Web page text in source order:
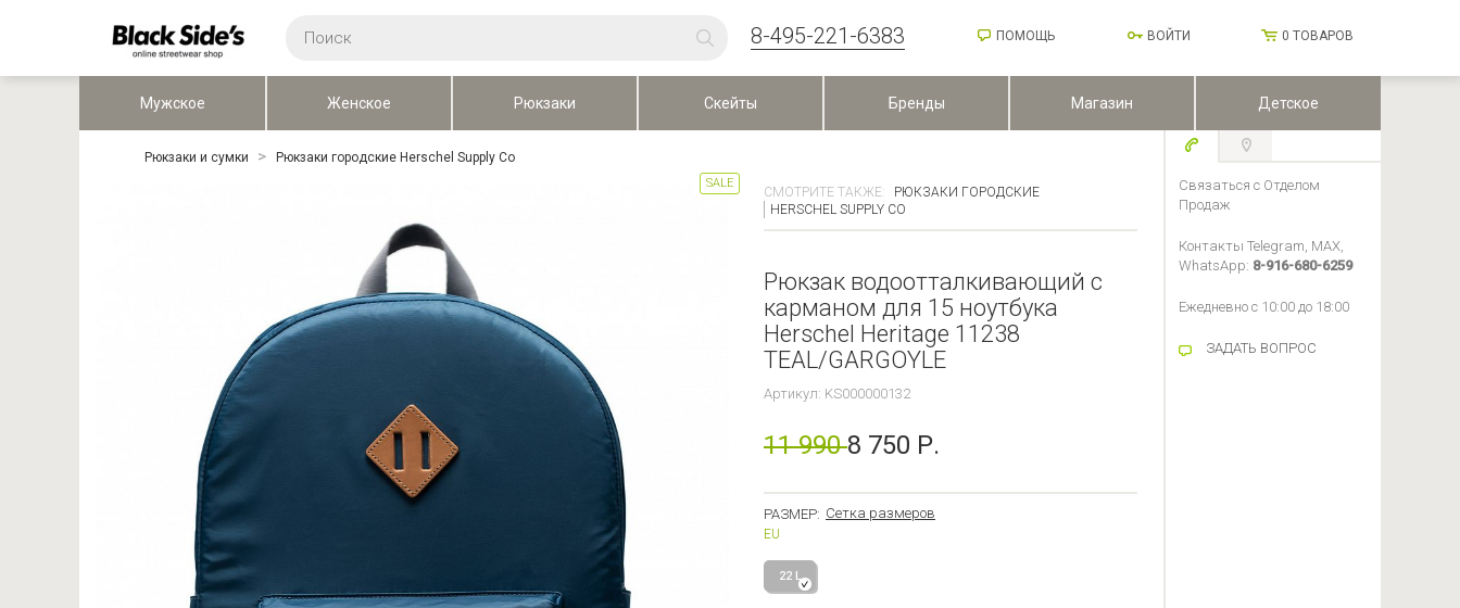
Рюкзаки и сумки Рюкзаки городские Herschel Supply Co
СМОТРИТЕ ТАКЖЕ:
РЮКЗАКИ ГОРОДСКИЕ
HERSCHEL SUPPLY CO
Рюкзак водоотталкивающий с
карманом для 15 ноутбука
Herschel Heritage 11238
TEAL/GARGOYLE
Артикул: KS000000132
11 9908 750 Р.
РАЗМЕР: Сетка размеров
EU
22 L
SALE
Связаться с Отделом
Продаж
Контакты Telegram, MAX,
WhatsApp: 8-916-680-6259
Ежедневно с 10:00 до 18:00
ЗАДАТЬ ВОПРОС
8-495-221-6383 ПОМОЩЬ ВОЙТИ 0 ТОВАРОВ
Мужское Женское Рюкзаки Скейты Бренды Магазин Детское